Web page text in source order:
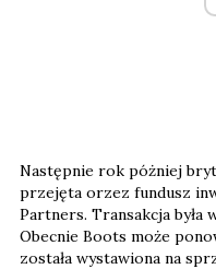
Następnie rok póżniej
przejęta orzez fundusz
Partners. Transakcja była
Obecnie Boots może
została wystawiona na